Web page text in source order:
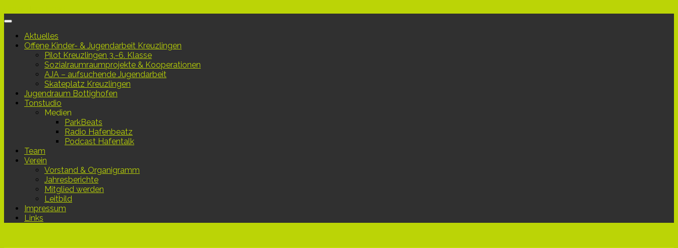
Aktuelles
Offene Kinder- & Jugendarbeit Kreuzlingen
Pilot Kreuzlingen 3.-6. Klasse
Sozialraumraumprojekte & Kooperationen
AJA – aufsuchende Jugendarbeit
Skateplatz Kreuzlingen
Jugendraum Bottighofen
Tonstudio
Medien
ParkBeats
Radio Hafenbeatz
Podcast Hafentalk
Team
Verein
Vorstand & Organigramm
Jahresberichte
Mitglied werden
Leitbild
Impressum
Links